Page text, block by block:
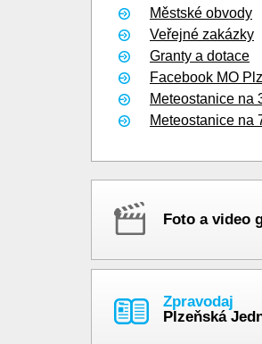
Městské obvody
Veřejné zakázky
Granty a dotace
Facebook MO
Meteostanice na
Meteostanice na
Foto a video
Zpravodaj
Plzeňská